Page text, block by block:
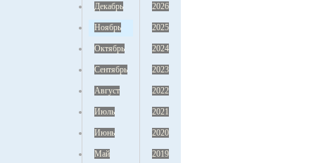
2026
2025
2024
2023
2022
2021
2020
2019
Декабрь
Ноябрь
Октябрь
Сентябрь
Август
Июль
Июнь
Май